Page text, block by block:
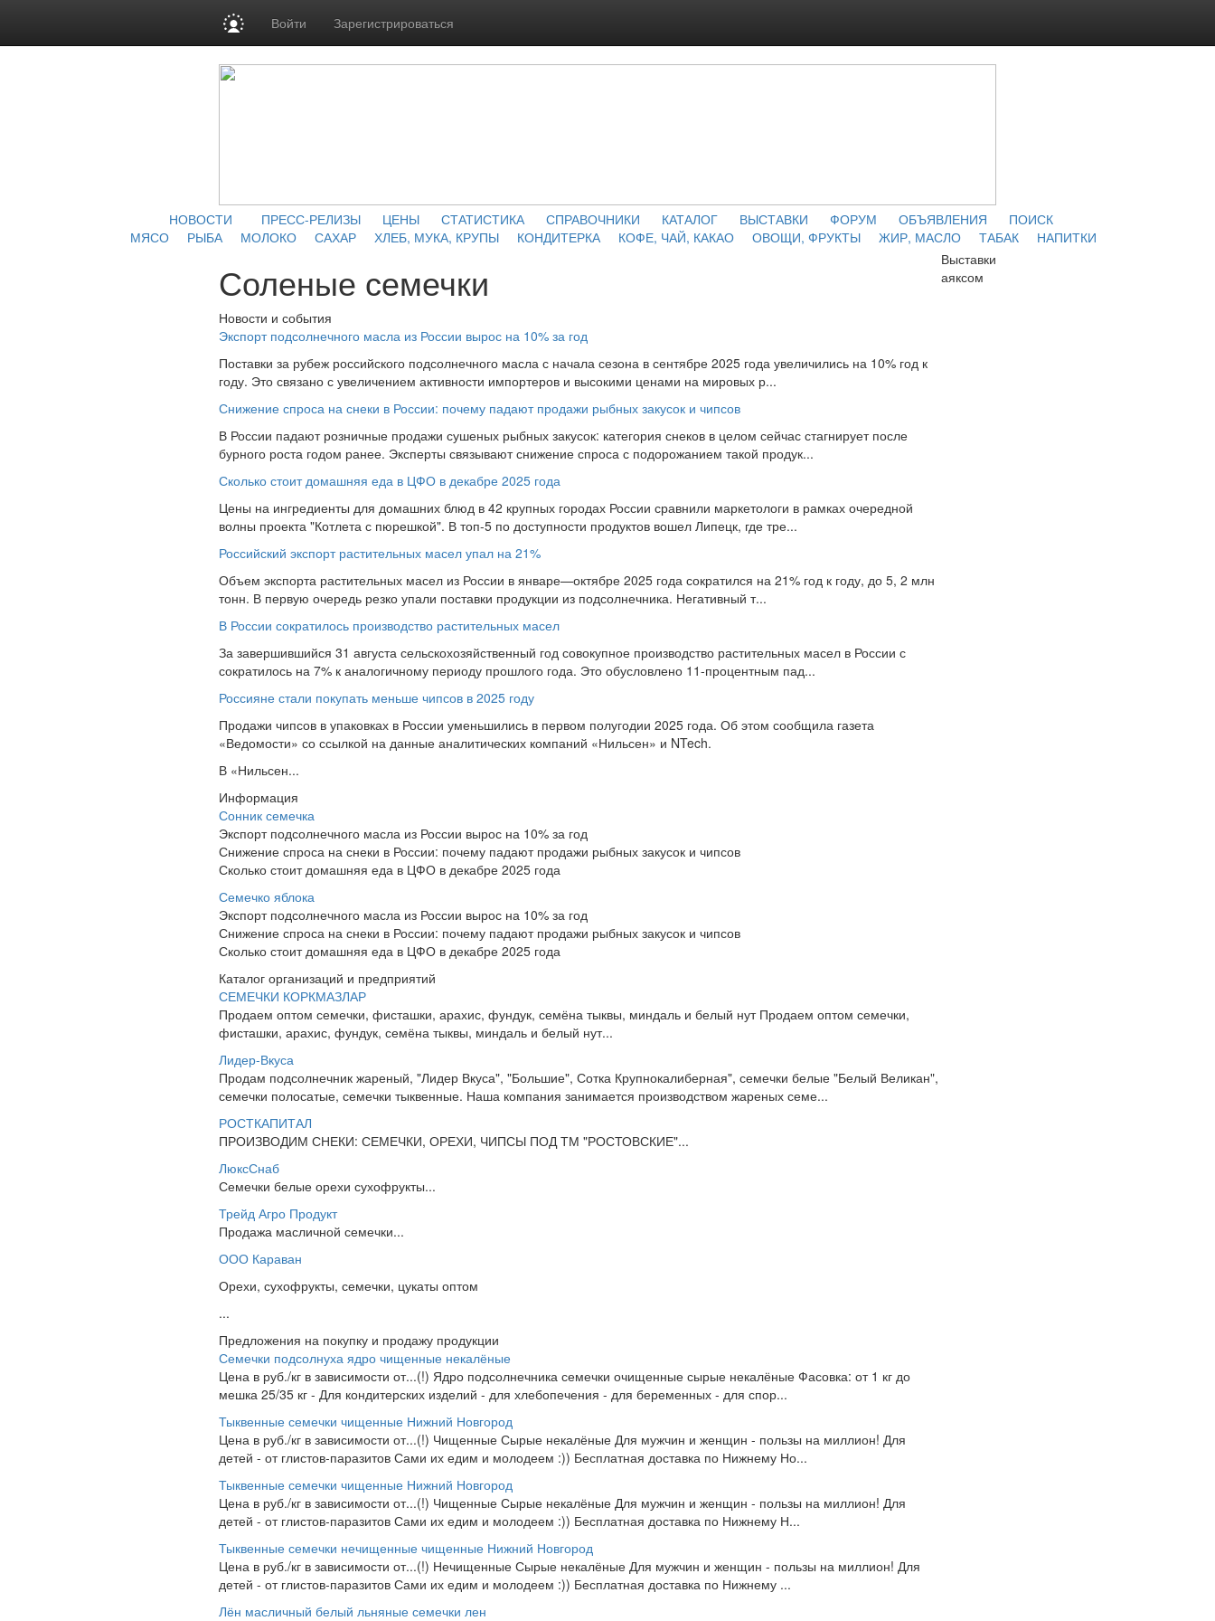
Войти Зарегистрироваться
НОВОСТИ ПРЕСС-РЕЛИЗЫ ЦЕНЫ СТАТИСТИКА СПРАВОЧНИКИ КАТАЛОГ ВЫСТАВКИ ФОРУМ ОБЪЯВЛЕНИЯ
ПОИСК
МЯСО
РЫБА МОЛОКО САХАР ХЛЕБ, МУКА, КРУПЫ КОНДИТЕРКА КОФЕ, ЧАЙ, КАКАО ОВОЩИ, ФРУКТЫ ЖИР, МАСЛО ТАБАК НАПИТКИ
Соленые семечки
Новости и события
Экспорт подсолнечного масла из России вырос на 10% за год
Поставки за рубеж российского подсолнечного масла с начала сезона в сентябре 2025 года увеличились на 10% год к
году. Это связано с увеличением активности импортеров и высокими ценами на мировых р...
Снижение спроса на снеки в России: почему падают продажи рыбных закусок и чипсов
В России падают розничные продажи сушеных рыбных закусок: категория снеков в целом сейчас стагнирует после
бурного роста годом ранее. Эксперты связывают снижение спроса с подорожанием такой продук...
Сколько стоит домашняя еда в ЦФО в декабре 2025 года
Цены на ингредиенты для домашних блюд в 42 крупных городах России сравнили маркетологи в рамках очередной
волны проекта "Котлета с пюрешкой". В топ-5 по доступности продуктов вошел Липецк, где тре...
Российский экспорт растительных масел упал на 21%
Объем экспорта растительных масел из России в январе—октябре 2025 года сократился на 21% год к году, до 5, 2 млн
тонн. В первую очередь резко упали поставки продукции из подсолнечника. Негативный т...
В России сократилось производство растительных масел
За завершившийся 31 августа сельскохозяйственный год совокупное производство растительных масел в России с
сократилось на 7% к аналогичному периоду прошлого года. Это обусловлено 11-процентным пад...
Россияне стали покупать меньше чипсов в 2025 году
Продажи чипсов в упаковках в России уменьшились в первом полугодии 2025 года. Об этом сообщила газета
«Ведомости» со ссылкой на данные аналитических компаний «Нильсен» и NTech.
В «Нильсен...
Информация
Сонник семечка
Экспорт подсолнечного масла из России вырос на 10% за год
Снижение спроса на снеки в России: почему падают продажи рыбных закусок и чипсов
Сколько стоит домашняя еда в ЦФО в декабре 2025 года
Семечко яблока
Экспорт подсолнечного масла из России вырос на 10% за год
Снижение спроса на снеки в России: почему падают продажи рыбных закусок и чипсов
Сколько стоит домашняя еда в ЦФО в декабре 2025 года
Каталог организаций и предприятий
СЕМЕЧКИ КОРКМАЗЛАР
Продаем оптом семечки, фисташки, арахис, фундук, семёна тыквы, миндаль и белый нут Продаем оптом семечки,
фисташки, арахис, фундук, семёна тыквы, миндаль и белый нут...
Лидер-Вкуса
Продам подсолнечник жареный, "Лидер Вкуса", "Большие", Сотка Крупнокалиберная", семечки белые "Белый Великан",
семечки полосатые, семечки тыквенные. Наша компания занимается производством жареных семе...
РОСТКАПИТАЛ
ПРОИЗВОДИМ СНЕКИ: СЕМЕЧКИ, ОРЕХИ, ЧИПСЫ ПОД ТМ "РОСТОВСКИЕ"...
ЛюксСнаб
Семечки белые орехи сухофрукты...
Трейд Агро Продукт
Продажа масличной семечки...
ООО Караван
Орехи, сухофрукты, семечки, цукаты оптом
...
Предложения на покупку и продажу продукции
Семечки подсолнуха ядро чищенные некалёные
Цена в руб./кг в зависимости от...(!) Ядро подсолнечника семечки очищенные сырые некалёные Фасовка: от 1 кг до
мешка 25/35 кг - Для кондитерских изделий - для хлебопечения - для беременных - для спор...
Тыквенные семечки чищенные Нижний Новгород
Цена в руб./кг в зависимости от...(!) Чищенные Сырые некалёные Для мужчин и женщин - пользы на миллион! Для
детей - от глистов-паразитов Сами их едим и молодеем :)) Бесплатная доставка по Нижнему Но...
Тыквенные семечки чищенные Нижний Новгород
Цена в руб./кг в зависимости от...(!) Чищенные Сырые некалёные Для мужчин и женщин - пользы на миллион! Для
детей - от глистов-паразитов Сами их едим и молодеем :)) Бесплатная доставка по Нижнему Н...
Тыквенные семечки нечищенные чищенные Нижний Новгород
Цена в руб./кг в зависимости от...(!) Нечищенные Сырые некалёные Для мужчин и женщин - пользы на миллион! Для
детей - от глистов-паразитов Сами их едим и молодеем :)) Бесплатная доставка по Нижнему ...
Лён масличный белый льняные семечки лен
Выставки
аяксом